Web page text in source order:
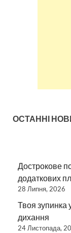
ОСТАННІ
Дострокове
додаткових
28 Липня, 2026
Твоя зупинка
дихання
24 Листопада,